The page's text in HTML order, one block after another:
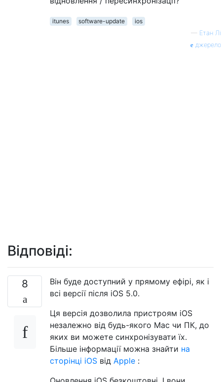
itunes software-update
ios
— Етан Лі
джерело
Відповіді:
8
Він буде доступний у прямому ефірі, як і
всі версії після iOS 5.0.
Ця версія дозволила пристроям iOS
незалежно від будь-якого Mac чи ПК, до
яких ви можете синхронізувати їх.
Більше інформації можна знайти на
сторінці iOS від Apple :